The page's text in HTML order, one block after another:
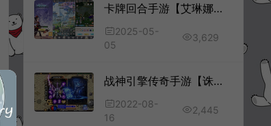
卡牌回合手游【艾琳娜的夜光多区跨服版】5月最新整理Linux手工服务端+明文资源+CDK授权后台+安卓苹果双端+详细搭建教程+视频教程
2025-05-
05
3,629
战神引擎传奇手游【诛仙玛法单职业】8月最新整理Win一键服务端+六大陆+GM充值后台+安卓+详细搭建教程
2022-08-
16
2,445